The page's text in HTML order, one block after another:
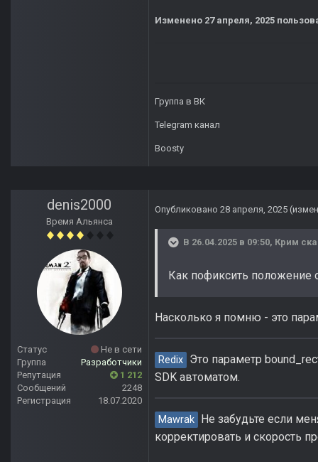
Изменено 27 апреля, 2025
Группа в ВК
Telegram канал
Boosty
denis2000
Время Альянса
Статус
Не в сети
Группа
Разработчики
Репутация
1 212
Сообщений
2248
Регистрация
18.07.2020
Опубликовано 28 апреля, 2025
В 26.04.2025 в 09:50, Крим
Как пофиксить
Насколько я помню - это
Redix Это параметр
SDK автоматом.
Mawrak
Не забудьте если
корректировать и скорость